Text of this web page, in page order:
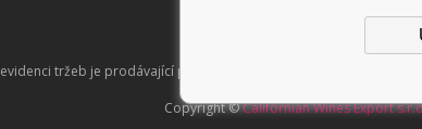
tržeb je prodávající povinen vystavit kupujícímu účtenku.
Copyright ©Californian Wines Export